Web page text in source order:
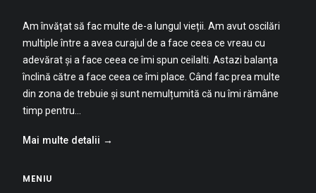
Am învățat să fac multe de-a lungul vieții. Am avut oscilări
multiple între a avea curajul de a face ceea ce vreau cu
adevărat și a face ceea ce îmi spun ceilalti. Astazi balanța
înclină către a face ceea ce îmi place. Când fac prea multe
din zona de trebuie și sunt nemulțumită că nu îmi rămâne
timp pentru…
Mai multe detalii →
MENIU